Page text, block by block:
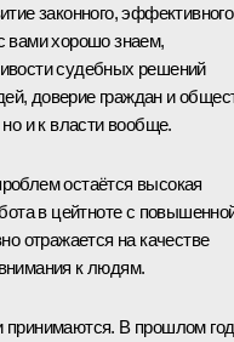
законного, эффективного
вами хорошо знаем,
судебных решений
доверие граждан и
и к власти вообще.
остаётся высокая
в цейтноте с
отражается на качестве
к людям.
принимаются. В прошлом